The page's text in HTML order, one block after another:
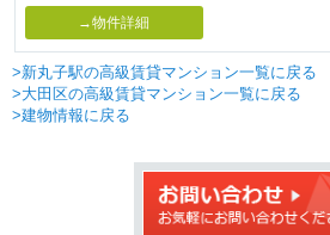
→物件詳細
>新丸子駅の高級賃貸マンション一覧に戻る
>大田区の高級賃貸マンション一覧に戻る
>建物情報に戻る